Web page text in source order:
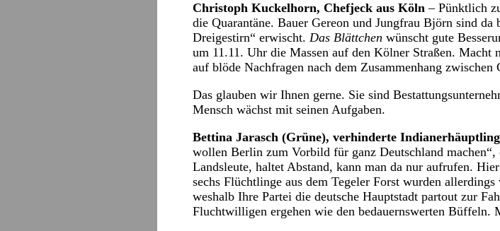
Christoph Kuckelhorn, Chefjeck aus Köln – Pünktlich
die Quarantäne. Bauer Gereon und Jungfrau Björn sind
Dreigestirn“ erwischt. Das Blättchen wünscht gute
um 11.11. Uhr die Massen auf den Kölner Straßen.
auf blöde Nachfragen nach dem Zusammenhang zwischen
Das glauben wir Ihnen gerne. Sie sind
Mensch wächst mit seinen Aufgaben.
Bettina Jarasch (Grüne), verhinderte
wollen Berlin zum Vorbild für ganz Deutschland
Landsleute, haltet Abstand, kann man da nur aufrufen.
sechs Flüchtlinge aus dem Tegeler Forst wurden
weshalb Ihre Partei die deutsche Hauptstadt partout zur
Fluchtwilligen ergehen wie den bedauernswerten